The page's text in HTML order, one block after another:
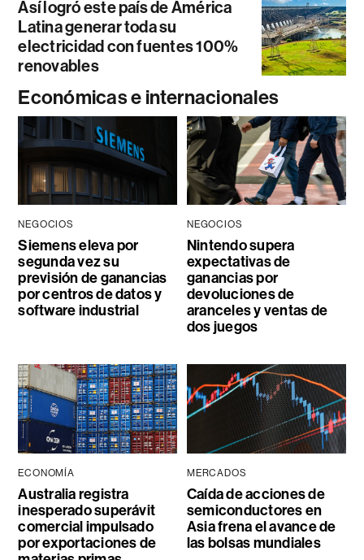
Así logró este país de América
Latina generar toda su
electricidad con fuentes 100%
renovables
Económicas e internacionales
NEGOCIOS
Siemens eleva por
segunda vez su
previsión de ganancias
por centros de datos y
software industrial
NEGOCIOS
Nintendo supera
expectativas de
ganancias por
devoluciones de
aranceles y ventas de
dos juegos
ECONOMÍA
Australia registra
inesperado superávit
comercial impulsado
por exportaciones de
MERCADOS
Caída de acciones de
semiconductores en
Asia frena el avance de
las bolsas mundiales